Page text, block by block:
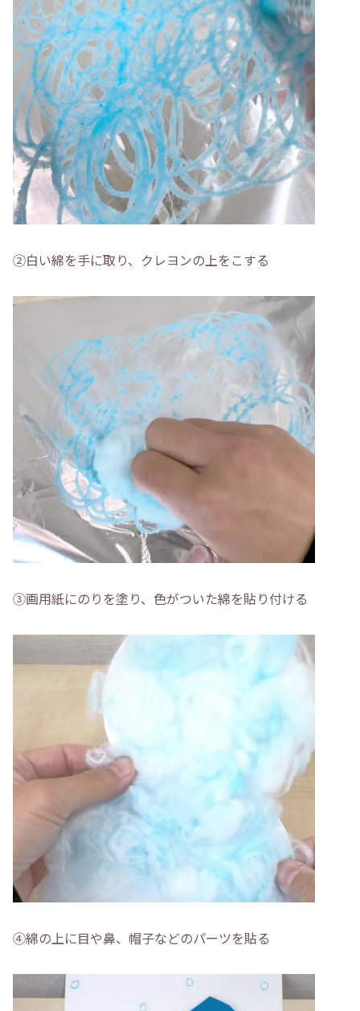
②白い綿を手に取り、クレヨンの上をこする
➂画用紙にのりを塗り、色がついた綿を貼り付ける
④綿の上に目や鼻、帽子などのパーツを貼る